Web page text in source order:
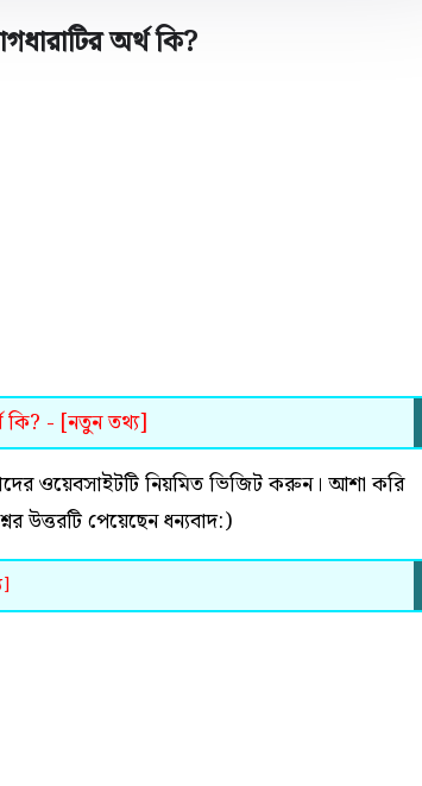
অর্থ কি?
কি? - [নতুন তথ্য]
ওয়েবসাইটটি নিয়মিত ভিজিট করুন। আশা করি
উত্তরটি পেয়েছেন ধন্যবাদ:)